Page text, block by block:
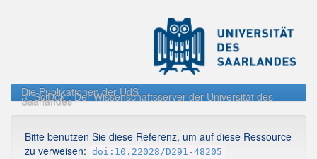
Die Publikationen der UdS
SciDok - Der Wissenschaftsserver der Universität des
Saarlandes
Bitte benutzen Sie diese Referenz, um auf diese Ressource
zu verweisen: doi:10.22028/D291-48205